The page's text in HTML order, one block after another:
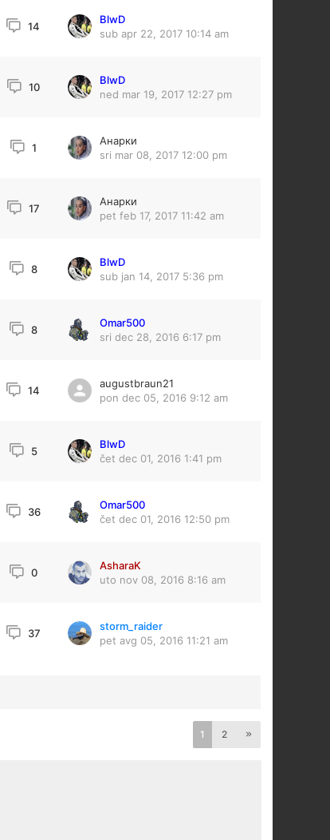
14
BlwD
sub apr 22, 2017 10:14 am
10
BlwD
ned mar 19, 2017 12:27 pm
1
Анарки
sri mar 08, 2017 12:00 pm
17
Анарки
pet feb 17, 2017 11:42 am
8
BlwD
sub jan 14, 2017 5:36 pm
8
Omar500
sri dec 28, 2016 6:17 pm
14
augustbraun21
pon dec 05, 2016 9:12 am
5
BlwD
čet dec 01, 2016 1:41 pm
36
Omar500
čet dec 01, 2016 12:50 pm
0
AsharaK
uto nov 08, 2016 8:16 am
37
storm_raider
pet avg 05, 2016 11:21 am
1 2